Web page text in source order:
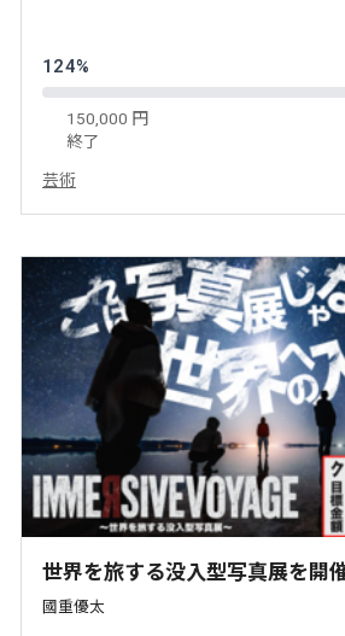
124%
150,000 円
終了
芸術
世界を旅する没入型写真展を開
國重優太